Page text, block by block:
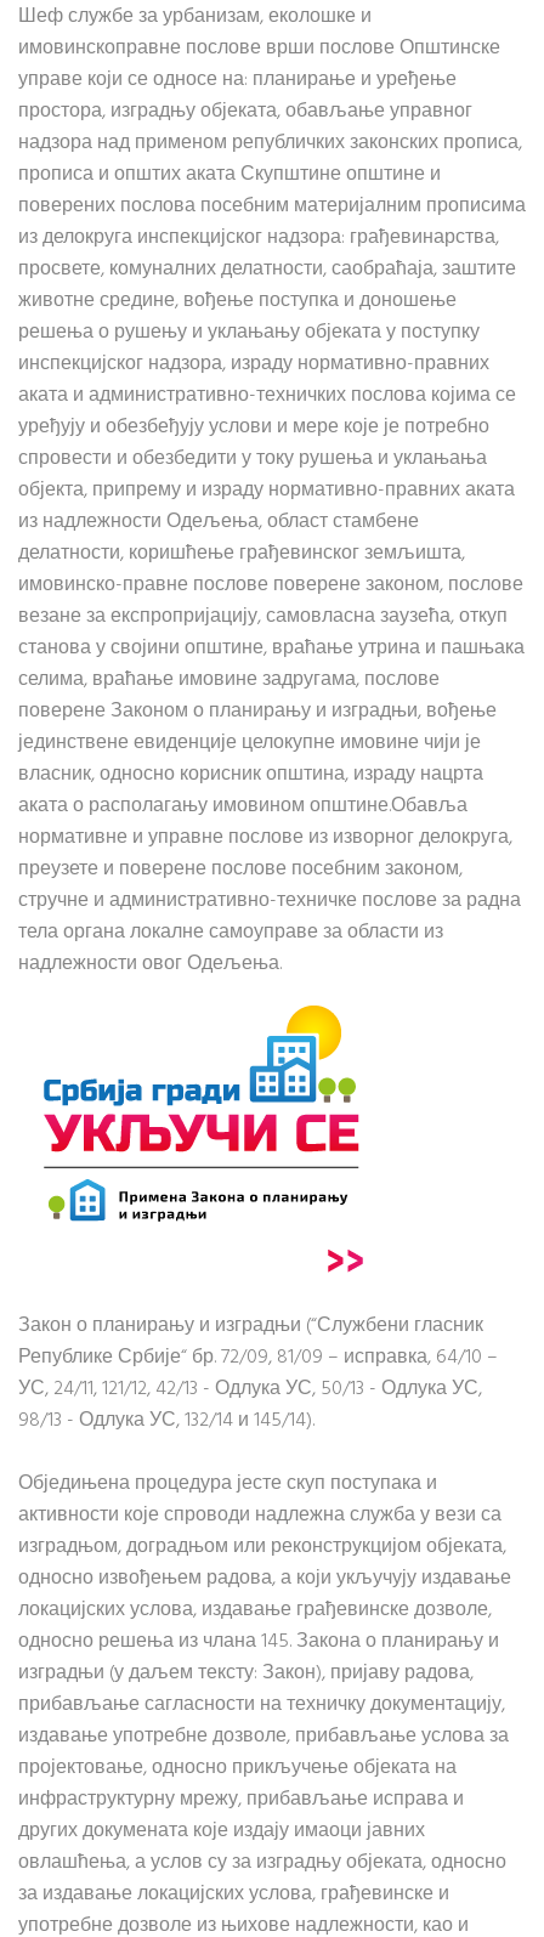
Шеф службе за урбанизам, еколошке и
имовинскоправне послове врши послове Општинске
управе који се односе на: планирање и уређење
простора, изградњу објеката, обављање управног
надзора над применом републичких законских прописа,
прописа и општих аката Скупштине општине и
поверених послова посебним материјалним прописима
из делокруга инспекцијског надзора: грађевинарства,
просвете, комуналних делатности, саобраћаја, заштите
животне средине, вођење поступка и доношење
решења о рушењу и уклањању објеката у поступку
инспекцијског надзора, израду нормативно-правних
аката и административно-техничких послова којима се
уређују и обезбеђују услови и мере које је потребно
спровести и обезбедити у току рушења и уклањања
објекта, припрему и израду нормативно-правних аката
из надлежности Одељења, област стамбене
делатности, коришћење грађевинског земљишта,
имовинско-правне послове поверене законом, послове
везане за експропријацију, самовласна заузећа, откуп
станова у својини општине, враћање утрина и пашњака
селима, враћање имовине задругама, послове
поверене Законом о планирању и изградњи, вођење
јединствене евиденције целокупне имовине чији је
власник, односно корисник општина, израду нацрта
аката о располагању имовином општине.Обавља
нормативне и управне послове из изворног делокруга,
преузете и поверене послове посебним законом,
стручне и административно-техничке послове за радна
тела органа локалне самоуправе за области из
надлежности овог Одељења.
Закон о планирању и изградњи (“Службени гласник
Републике Србије“ бр. 72/09, 81/09 – исправка, 64/10 –
УС, 24/11, 121/12, 42/13 - Одлука УС, 50/13 - Одлука УС,
98/13 - Одлука УС, 132/14 и 145/14).
Обједињена процедура јесте скуп поступака и
активности које спроводи надлежна служба у вези са
изградњом, доградњом или реконструкцијом објеката,
односно извођењем радова, а који укључују издавање
локацијских услова, издавање грађевинске дозволе,
односно решења из члана 145. Закона о планирању и
изградњи (у даљем тексту: Закон), пријаву радова,
прибављање сагласности на техничку документацију,
издавање употребне дозволе, прибављање услова за
пројектовање, односно прикључење објеката на
инфраструктурну мрежу, прибављање исправа и
других докумената које издају имаоци јавних
овлашћења, а услов су за изградњу објеката, односно
за издавање локацијских услова, грађевинске и
употребне дозволе из њихове надлежности, као и